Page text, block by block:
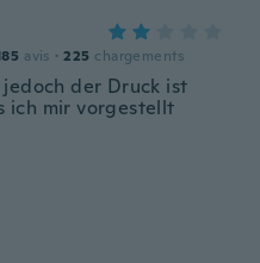
avis · 225 chargements
der Druck ist
ich mir vorgestellt